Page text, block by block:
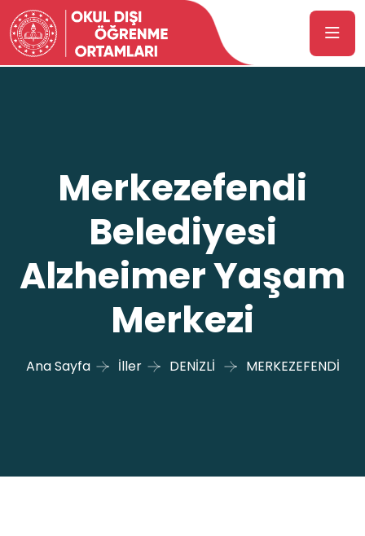
Merkezefendi
Belediyesi
Alzheimer Yaşam
Merkezi
Ana Sayfa İller DENİZLİ MERKEZEFENDİ